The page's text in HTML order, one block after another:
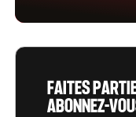
FAITES
ABONNEZ-